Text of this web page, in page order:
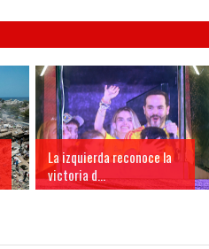
La izquierda reconoce la
victoria d...